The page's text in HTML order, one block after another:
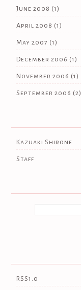
June 2008 (1)
April 2008 (1)
May 2007 (1)
December 2006 (1)
November 2006 (1)
September 2006 (2)
Kazuaki Shirone
Staff
RSS1.0